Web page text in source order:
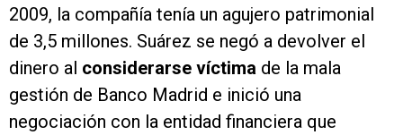
2009, la compañía tenía un agujero patrimonial
de 3,5 millones. Suárez se negó a devolver el
dinero al considerarse víctima de la mala
gestión de Banco Madrid e inició una
negociación con la entidad financiera que